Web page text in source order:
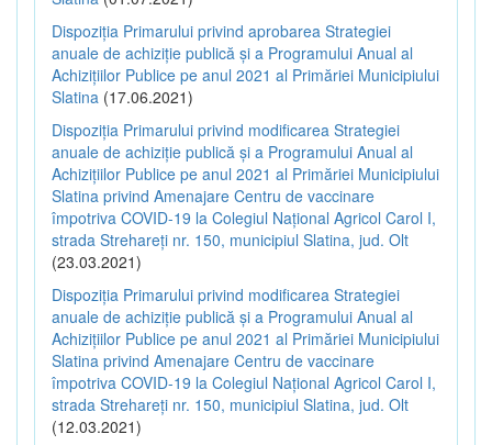
Dispoziția Primarului privind aprobarea Strategiei
anuale de achiziție publică și a Programului Anual al
Achizițiilor Publice pe anul 2021 al Primăriei Municipiului
Slatina (17.06.2021)
Dispoziția Primarului privind modificarea Strategiei
anuale de achiziție publică și a Programului Anual al
Achizițiilor Publice pe anul 2021 al Primăriei Municipiului
Slatina privind Amenajare Centru de vaccinare
împotriva COVID-19 la Colegiul Național Agricol Carol I,
strada Strehareți nr. 150, municipiul Slatina, jud. Olt
(23.03.2021)
Dispoziția Primarului privind modificarea Strategiei
anuale de achiziție publică și a Programului Anual al
Achizițiilor Publice pe anul 2021 al Primăriei Municipiului
Slatina privind Amenajare Centru de vaccinare
împotriva COVID-19 la Colegiul Național Agricol Carol I,
strada Strehareți nr. 150, municipiul Slatina, jud. Olt
(12.03.2021)